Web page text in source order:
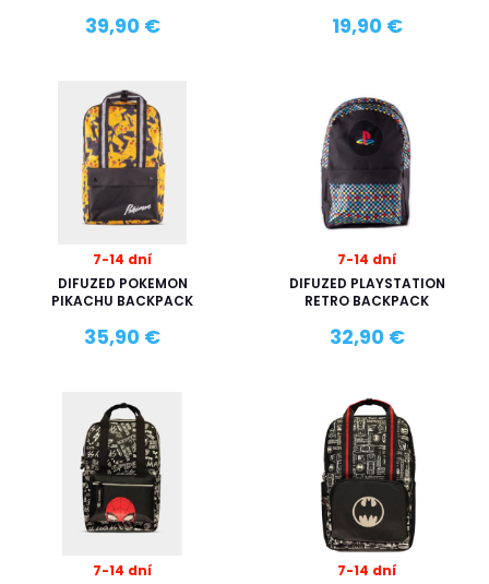
39,90 € 19,90 €
7-14 dní
DIFUZED POKEMON
PIKACHU BACKPACK
35,90 €
7-14 dní
DIFUZED PLAYSTATION
RETRO BACKPACK
32,90 €
7-14 dní
7-14 dní